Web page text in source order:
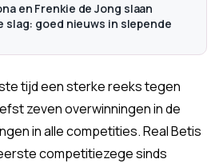
en Frenkie de Jong slaan
slag: goed nieuws in slepende
tijd een sterke reeks tegen
zeven overwinningen in de
in alle competities. Real Betis
competitiezege sinds